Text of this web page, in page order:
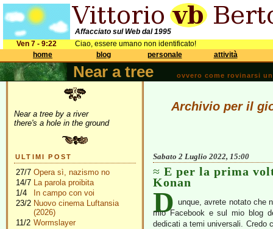
Affacciato sul Web dal 1995
Ven 7 - 9:22
Ciao, essere umano non identificato!
home
blog personale attività
Near a tree ovvero come rovinarsi
Near a tree by a river
there's a hole in the ground
ULTIMI POST
27/7 Opera sì, nazismo no
14/7 La parola proibita
1/4
In campo con voi
23/2 Nuovo cinema Luftansia
(2026)
11/2 Wormslayer
Archivio per il
Sabato 2 Luglio 2022, 15:00
E per la prima
Konan
D unque, avrete notato che
mio Facebook e sul mio blog
dedicati a temi universali. Credo